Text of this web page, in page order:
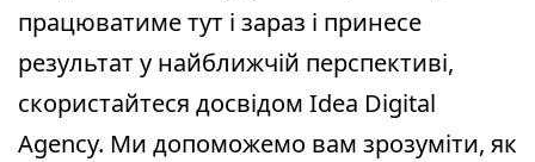
працюватиме тут і зараз і принесе
результат у найближчій перспективі,
скористайтеся досвідом Idea Digital
Agency. Ми допоможемо вам зрозуміти, як